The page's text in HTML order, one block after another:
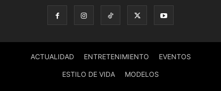
ACTUALIDAD ENTRETENIMIENTO EVENTOS
ESTILO DE VIDA MODELOS